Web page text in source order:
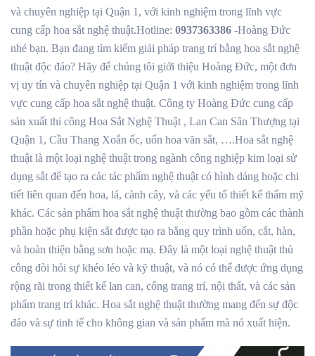
và chuyên nghiệp tại Quận 1, với kinh nghiệm trong lĩnh vực
cung cấp hoa sắt nghệ thuật.Hotline: 0937363386 -Hoàng Đức
nhé bạn. Bạn đang tìm kiếm giải pháp trang trí bằng hoa sắt nghệ
thuật độc đáo? Hãy để chúng tôi giới thiệu Hoàng Đức, một đơn
vị uy tín và chuyên nghiệp tại Quận 1 với kinh nghiệm trong lĩnh
vực cung cấp hoa sắt nghệ thuật. Công ty Hoàng Đức cung cấp
sản xuất thi công Hoa Sắt Nghệ Thuật , Lan Can Sân Thượng tại
Quận 1, Cầu Thang Xoắn ốc, uốn hoa văn sắt, ….Hoa sắt nghệ
thuật là một loại nghệ thuật trong ngành công nghiệp kim loại sử
dụng sắt để tạo ra các tác phẩm nghệ thuật có hình dáng hoặc chi
tiết liên quan đến hoa, lá, cành cây, và các yếu tố thiết kế thẩm mỹ
khác. Các sản phẩm hoa sắt nghệ thuật thường bao gồm các thành
phần hoặc phụ kiện sắt được tạo ra bằng quy trình uốn, cắt, hàn,
và hoàn thiện bằng sơn hoặc mạ. Đây là một loại nghệ thuật thủ
công đòi hỏi sự khéo léo và kỹ thuật, và nó có thể được ứng dụng
rộng rãi trong thiết kế lan can, cổng trang trí, nội thất, và các sản
phẩm trang trí khác. Hoa sắt nghệ thuật thường mang đến sự độc
đáo và sự tinh tế cho không gian và sản phẩm mà nó xuất hiện.